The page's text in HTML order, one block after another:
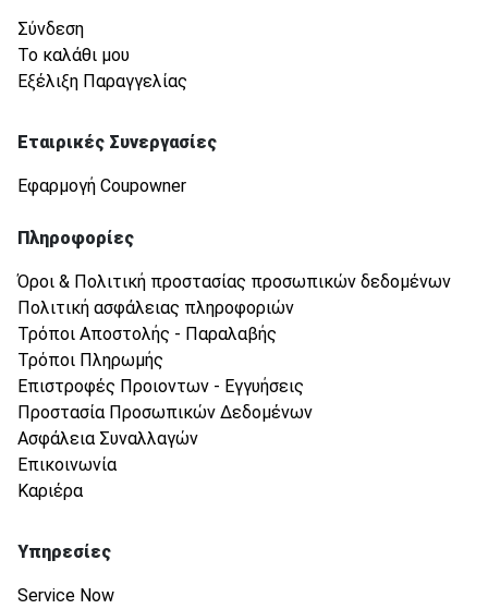
Σύνδεση
Το καλάθι μου
Εξέλιξη Παραγγελίας
Εταιρικές Συνεργασίες
Εφαρμογή Coupowner
Πληροφορίες
Όροι & Πολιτική προστασίας προσωπικών δεδομένων
Πολιτική ασφάλειας πληροφοριών
Τρόποι Αποστολής - Παραλαβής
Τρόποι Πληρωμής
Επιστροφές Προιοντων - Εγγυήσεις
Προστασία Προσωπικών Δεδομένων
Ασφάλεια Συναλλαγών
Επικοινωνία
Καριέρα
Υπηρεσίες
Service Now